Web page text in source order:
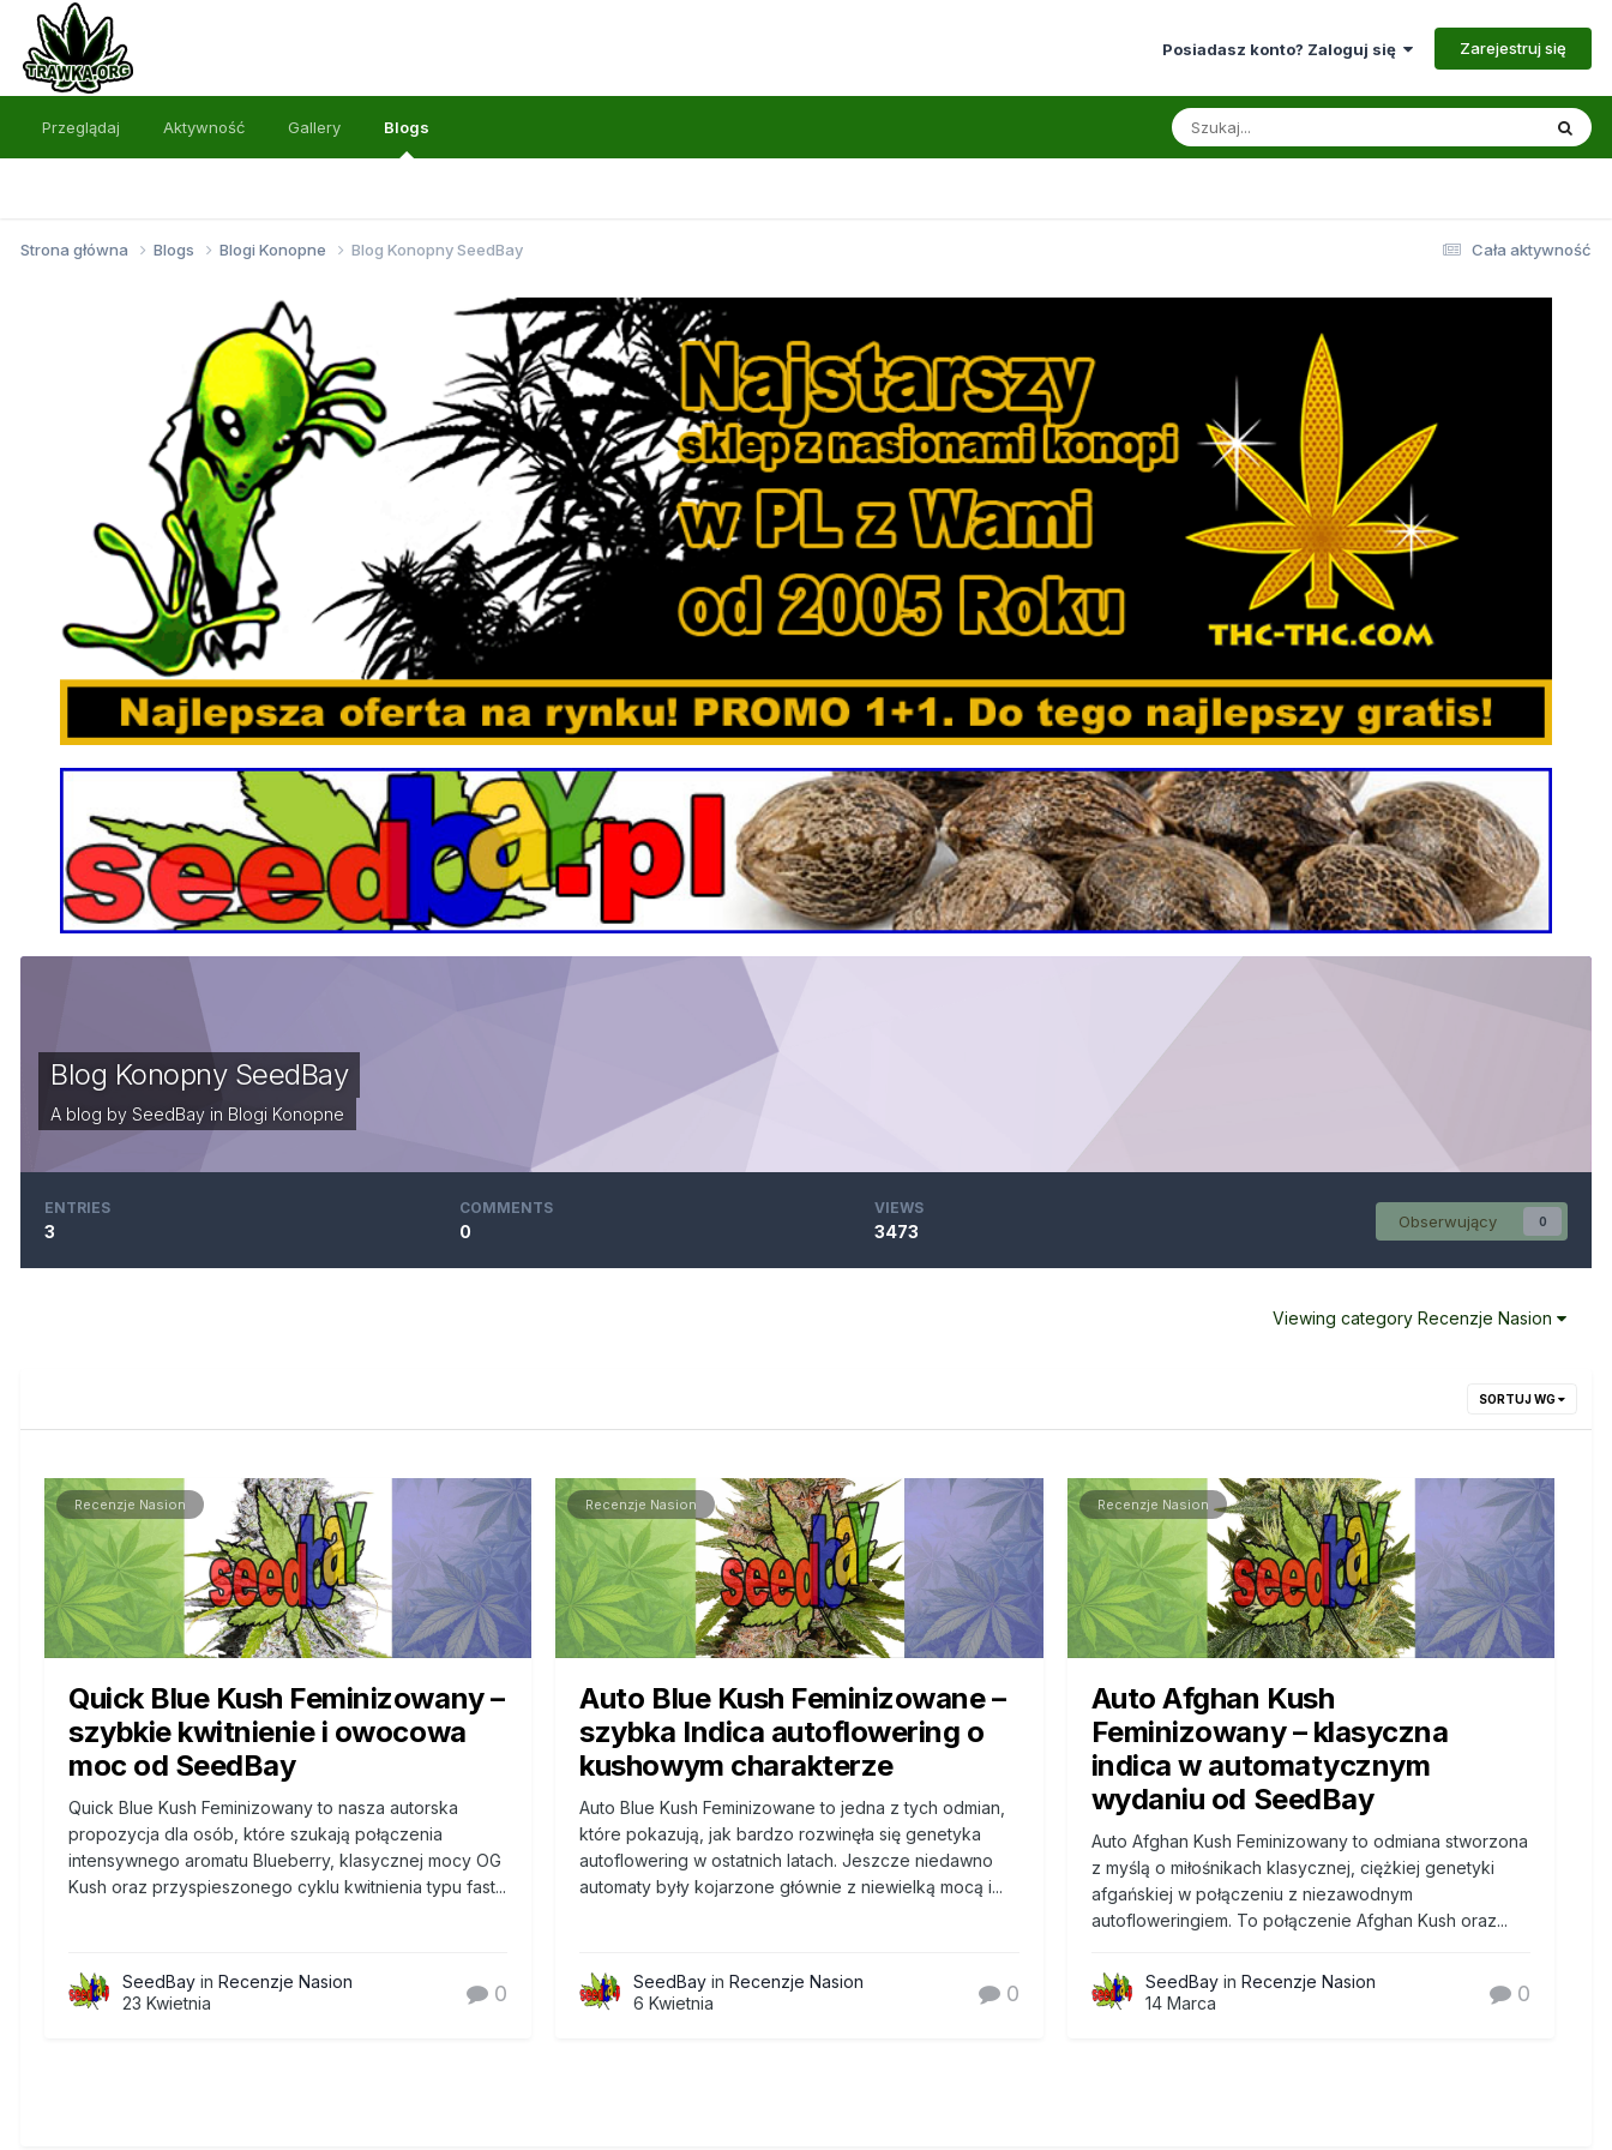
Posiadasz konto? Zaloguj się Zarejestruj się
Przeglądaj Aktywność Gallery Blogs
Cała aktywność
Strona główna Blogs Blogi Konopne Blog Konopny SeedBay
Blog Konopny SeedBay
A blog by SeedBay in Blogi Konopne
Obserwujący 0
ENTRIES
3
COMMENTS
0
VIEWS
3473
Viewing category Recenzje Nasion
SORTUJ WG
Recenzje Nasion
Quick Blue Kush Feminizowany –
szybkie kwitnienie i owocowa
moc od SeedBay
Quick Blue Kush Feminizowany to nasza autorska
propozycja dla osób, które szukają połączenia
intensywnego aromatu Blueberry, klasycznej mocy OG
Kush oraz przyspieszonego cyklu kwitnienia typu fast...
SeedBay in Recenzje Nasion
23 Kwietnia
0
Recenzje Nasion
Auto Blue Kush Feminizowane –
szybka Indica autoflowering o
kushowym charakterze
Auto Blue Kush Feminizowane to jedna z tych odmian,
które pokazują, jak bardzo rozwinęła się genetyka
autoflowering w ostatnich latach. Jeszcze niedawno
automaty były kojarzone głównie z niewielką mocą i...
SeedBay inRecenzje Nasion
6 Kwietnia
0
Recenzje Nasion
Auto Afghan Kush
Feminizowany – klasyczna
indica w automatycznym
wydaniu od SeedBay
Auto Afghan Kush Feminizowany to odmiana stworzona
z myślą o miłośnikach klasycznej, ciężkiej genetyki
afgańskiej w połączeniu z niezawodnym
autofloweringiem. To połączenie Afghan Kush oraz...
SeedBayin Recenzje Nasion
14 Marca
0